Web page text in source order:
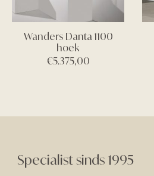
Wanders Danta 1100
hoek
€5.375,00
Specialist sinds 1995